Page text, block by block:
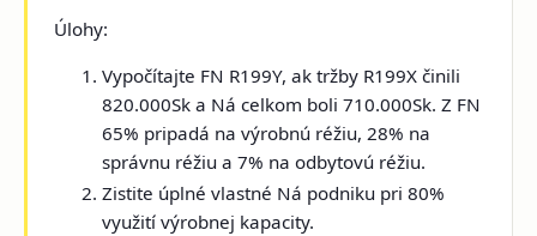
Úlohy:
Vypočítajte FN R199Y, ak tržby R199X činili
820.000Sk a Ná celkom boli 710.000Sk. Z FN
65% pripadá na výrobnú réžiu, 28% na
správnu réžiu a 7% na odbytovú réžiu.
Zistite úplné vlastné Ná podniku pri 80%
využití výrobnej kapacity.